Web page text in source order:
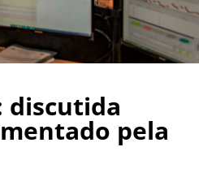
discutida
pela